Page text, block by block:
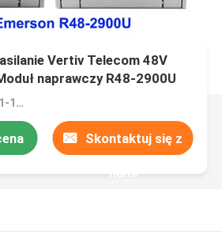
Vertiv Telecom 48V
naprawczy R48-2900U
Cena：$69.00/sets 1-19 sets
Skontaktuj się z
nami